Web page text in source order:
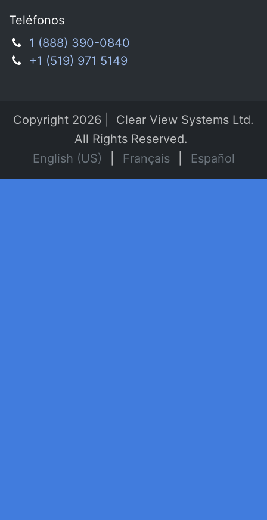
Teléfonos
1 (888) 390-0840
+1 (519) 971 5149
Copyright 2026 | Clear View Systems Ltd.
All Rights Reserved.
English (US)
Français Español